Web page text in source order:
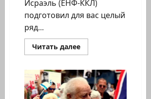
Исраэль (ЕНФ-ККЛ)
подготовил для вас целый
ряд...
Читать далееПрочитать
больше
Независимости-2019
с
ЕНФ-
ККЛ